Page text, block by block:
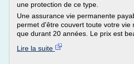
une protection de ce type.
Une assurance vie permanente
permet d'être couvert toute votre vie
que durant 20 années. Le prix est
Lire la suite